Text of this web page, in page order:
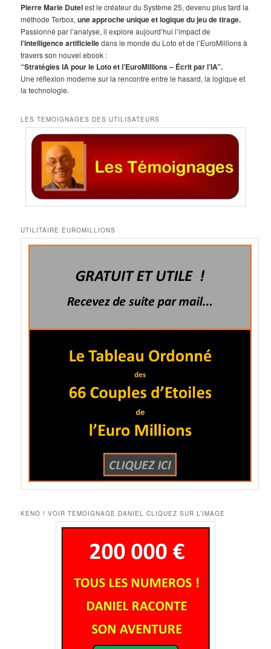
h
e
r
c
h
e
Pierre Marie Dutelest le créateur du Système 25, devenu plus tard la
méthode Terbox,une approche unique et logique du jeu de tirage.
Passionné par l’analyse, il explore aujourd’hui l’impact de
l’intelligence artificielledans le monde du Loto et de l’EuroMillions à
travers son nouvel ebook :
“Stratégies IA pour le Loto et l’EuroMillions – Écrit par l’IA”.
Une réflexion moderne sur la rencontre entre le hasard, la logique et
la technologie.
LES TEMOIGNAGES DES UTILISATEURS
UTILITAIRE EUROMILLIONS
KENO ! VOIR TEMOIGNAGE DANIEL CLIQUEZ SUR L’IMAGE